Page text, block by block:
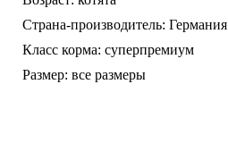
Страна-производитель: Германия
Класс корма: суперпремиум
Размер: все размеры